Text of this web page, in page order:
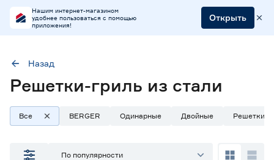
Нашим интернет-магазином
удобнее пользоваться с помощью
приложения!
Открыть
Материал Нержавеющая сталь Пищевая сталь Сталь
Наличие в магазинах
Назад
Решетки-гриль из стали
Все BERGER Одинарные Двойные Решетки-
По популярности